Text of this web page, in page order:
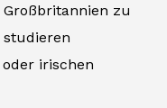
zu
irischen